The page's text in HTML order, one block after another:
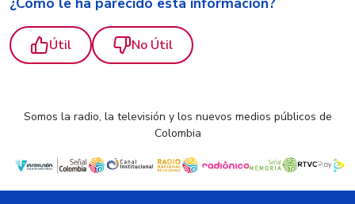
Útil No Útil
Somos la radio, la televisión y los nuevos medios públicos de
Colombia